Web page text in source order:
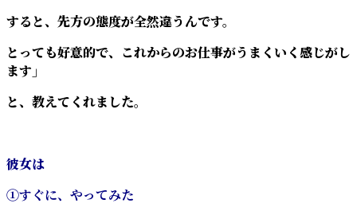
すると、先方の態度が全然違うんです。
とっても好意的で、これからのお仕事がうまくいく感じがし
ます」
と、教えてくれました。
彼女は
①すぐに、やってみた